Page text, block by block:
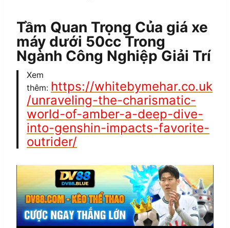
Tầm Quan Trọng Của giá xe
máy dưới 50cc Trong
Ngành Công Nghiệp Giải Trí
Xem
thêm: https://whitebymehar.co.uk
/unraveling-the-charismatic-
world-of-amber-a-deep-dive-
into-genshin-impacts-favorite-
outrider/